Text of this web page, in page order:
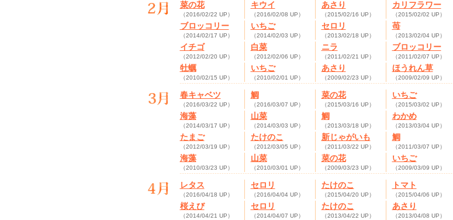
菜の花
（2016/02/22 UP）
キウイ
（2016/02/08 UP）
あさり
（2015/02/16 UP）
カリフラワー
（2015/02/02 UP）
ブロッコリー
（2014/02/17 UP）
いちご
（2014/02/03 UP）
セロリ
（2013/02/18 UP）
苺
（2013/02/04 UP）
イチゴ
（2012/02/20 UP）
白菜
（2012/02/06 UP）
ニラ
（2011/02/21 UP）
ブロッコリー
（2011/02/07 UP）
牡蠣
（2010/02/15 UP）
いちご
（2010/02/01 UP）
あさり
（2009/02/23 UP）
ほうれん草
（2009/02/09 UP）
春キャベツ
（2016/03/22 UP）
鯛
（2016/03/07 UP）
菜の花
（2015/03/16 UP）
いちご
（2015/03/02 UP）
海藻
（2014/03/17 UP）
山菜
（2014/03/03 UP）
鯛
（2013/03/18 UP）
わかめ
（2013/03/04 UP）
たまご
（2012/03/19 UP）
たけのこ
（2012/03/05 UP）
新じゃがいも
（2011/03/22 UP）
鯛
（2011/03/07 UP）
海藻
（2010/03/23 UP）
山菜
（2010/03/01 UP）
菜の花
（2009/03/23 UP）
いちご
（2009/03/09 UP）
レタス
（2016/04/18 UP）
セロリ
（2016/04/04 UP）
たけのこ
（2015/04/20 UP）
トマト
（2015/04/06 UP）
桜えび
（2014/04/21 UP）
セロリ
（2014/04/07 UP）
たけのこ
（2013/04/22 UP）
あさり
（2013/04/08 UP）